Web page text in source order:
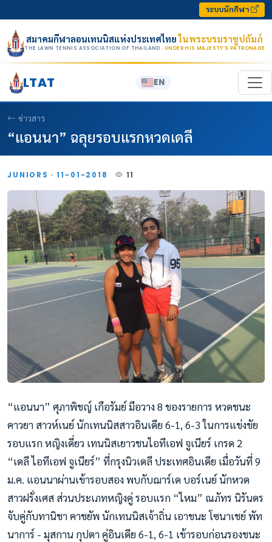
ระบบนักกีฬา
สมาคมกีฬาลอนเทนนิสแห่งประเทศไทยในพระบรมราชูปถัมภ์
THE LAWN TENNIS ASSOCIATION OF THAILAND · UNDER HIS MAJESTY’S PATRONAGE
LTAT EN
ข่าวสาร
“แอนนา” ฉลุยรอบแรกหวดเดลี
JUNIORS · 11-01-2018 11
“แอนนา” ศุภาพิชญ์ เกือรัมย์ มือวาง 8 ของรายการ หวดชนะ
คาวยา สาวห์เนย์ นักเทนนิสสาวอินเดีย 6-1, 6-3 ในการแข่งขัย
รอบแรก หญิงเดี่ยว เทนนิสเยาวชนไอทีเอฟ จูเนียร์ เกรด 2
“เดลี ไอทีเอฟ จูเนียร์” ที่กรุงนิวเดลี ประเทศอินเดีย เมื่อวันที่ 9
ม.ค. แอนนาผ่านเข้ารอบสอง พบกับฌาร์เด บอร์เนย์ นักหวด
สาวฝรั่งเศส ส่วนประเภทหญิงคู่ รอบแรก “ไหม” ณภัทร นิรันดร
จับคู่กับทานิชา คาชยัพ นักเทนนิสเจ้าถิ่น เอาชนะ โซนาเชย์ พัท
นาการ์ - มุสกาน กุปตา คู่อินเดีย 6-1, 6-1 เข้ารอบก่อนรองชนะ